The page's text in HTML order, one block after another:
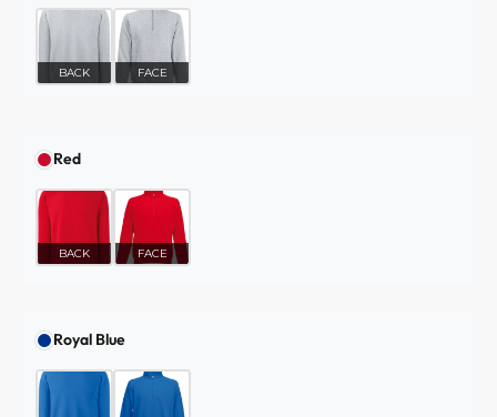
BACK FACE
Red
BACK FACE
Royal Blue